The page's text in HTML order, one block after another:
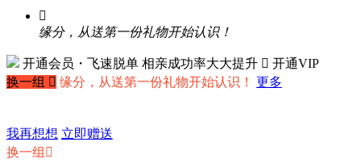

缘分，从送第一份礼物开始认识！
开通会员・飞速脱单 相亲成功率大大提升  开通VIP
换一组  缘分，从送第一份礼物开始认识！ 更多
我再想想 立即赠送
换一组 